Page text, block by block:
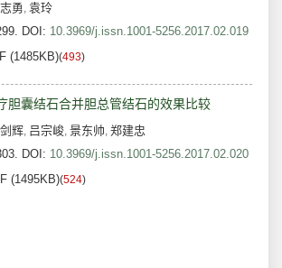
勇, 袁玲
DOI: 10.3969/j.issn.1001-5256.2017.02.019
(1485KB)(493)
胆囊结石合并胆总管结石的效果比较
辉, 吕宗峻, 景东帅, 郑建忠
DOI: 10.3969/j.issn.1001-5256.2017.02.020
(1495KB)(524)